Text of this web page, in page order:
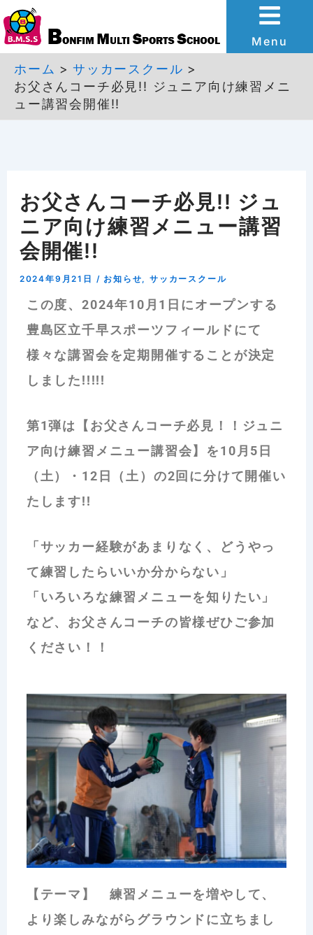
内
容
Menu
ホーム
サッカースクール
お父さんコーチ必見!! ジュニア向け練習メニ
ュー講習会開催!!
お父さんコーチ必見!! ジュ
ニア向け練習メニュー講習
会開催!!
2024年9月21日 / お知らせ, サッカースクール
この度、2024年10月1日にオープンする
豊島区立千早スポーツフィールドにて
様々な講習会を定期開催することが決定
しました!!!!!
第1弾は【お父さんコーチ必見！！ジュニ
ア向け練習メニュー講習会】を10月5日
（土）・12日（土）の2回に分けて開催い
たします!!
「サッカー経験があまりなく、どうやっ
て練習したらいいか分からない」
「いろいろな練習メニューを知りたい」
など、お父さんコーチの皆様ぜひご参加
ください！！
【テーマ】 練習メニューを増やして、
より楽しみながらグラウンドに立ちまし